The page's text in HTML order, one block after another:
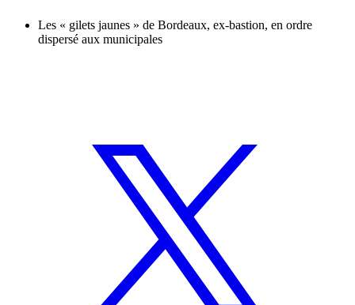
Les « gilets jaunes » de Bordeaux, ex-bastion, en ordre
dispersé aux municipales